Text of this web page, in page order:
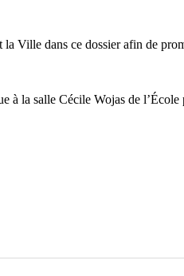
Ville dans ce dossier afin de
à la salle Cécile Wojas de